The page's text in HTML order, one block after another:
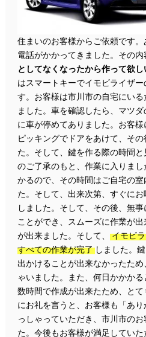
住まいのお客様からご依頼です
電話がかかってきました。その内
としてなくなったから作って欲し
はスマートキーでイモビライザ
す。お客様は市川市の自宅にい
ました。車を確認したら、マツ
に車が停めてありました。お客
ピッキングでドアをあけて、そ
た。そして、鍵を作る際の時間
のご了承のもと、作業に入りま
かるので、その時間はご自宅の
た。そして、出来次第、すぐに
しました。そして、その後、無
ことができ、スムーズに作業が
が出来ました。そして、
イモビ
すべての作業が完了しました。
出かけることが出来なかったた
ゃいました。また、何日かかかる
数時間で作成が出来たため、と
にお礼を言うと、お客様も「あ
っしゃっていただき、市川市の
た。今後もお客様が満足してい